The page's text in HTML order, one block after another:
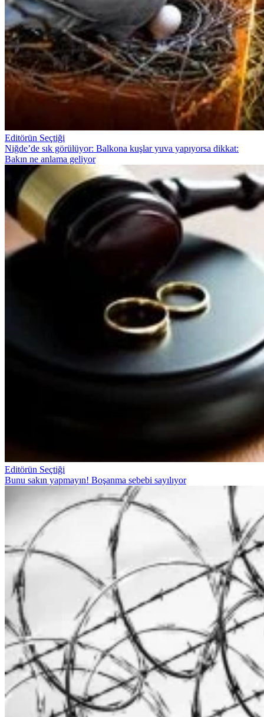
Editörün Seçtiği
Niğde’de sık görülüyor: Balkona kuşlar yuva yapıyorsa dikkat:
Bakın ne anlama geliyor
Editörün Seçtiği
Bunu sakın yapmayın! Boşanma sebebi sayılıyor